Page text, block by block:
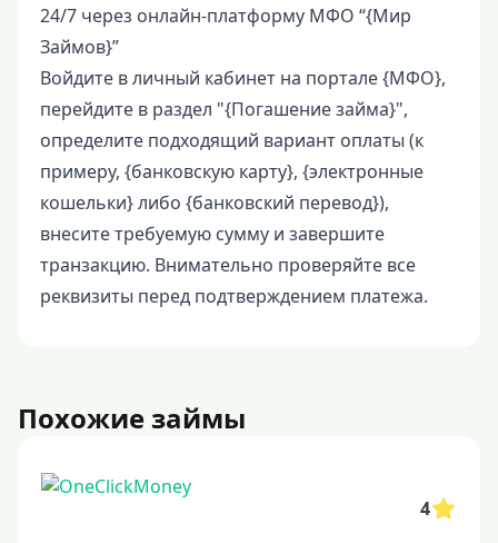
24/7 через онлайн-платформу МФО “{Мир
Займов}”
Войдите в личный кабинет на портале {МФО},
перейдите в раздел "{Погашение займа}",
определите подходящий вариант оплаты (к
примеру, {банковскую карту}, {электронные
кошельки} либо {банковский перевод}),
внесите требуемую сумму и завершите
транзакцию. Внимательно проверяйте все
реквизиты перед подтверждением платежа.
Похожие займы
4